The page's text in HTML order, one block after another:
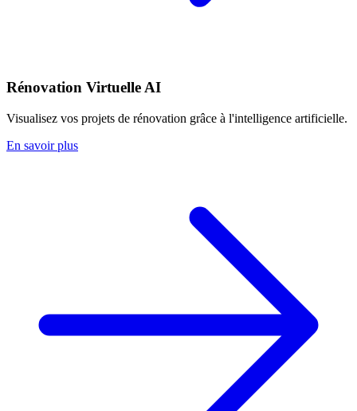
Rénovation Virtuelle AI
Visualisez vos projets de rénovation grâce à l'intelligence artificielle.
En savoir plus